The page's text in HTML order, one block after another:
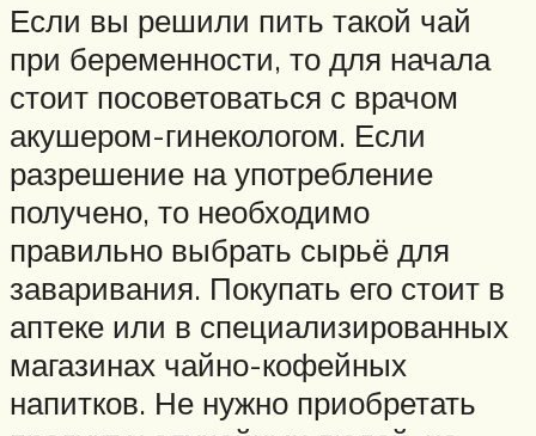
Если вы решили пить такой чай
при беременности, то для начала
стоит посоветоваться с врачом
акушером-гинекологом. Если
разрешение на употребление
получено, то необходимо
правильно выбрать сырьё для
заваривания. Покупать его стоит в
аптеке или в специализированных
магазинах чайно-кофейных
напитков. Не нужно приобретать